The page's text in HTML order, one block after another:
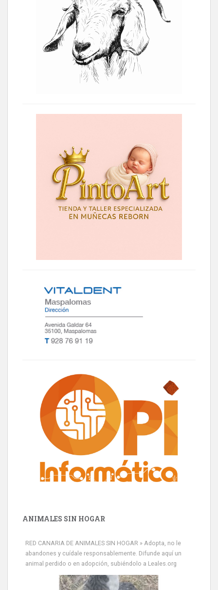
ANIMALES SIN HOGAR
RED CANARIA DE ANIMALES SIN HOGAR » Adopta, no le
abandones y cuídale responsablemente. Difunde aquí un
animal perdido o en adopción, subiéndolo a Leales.org